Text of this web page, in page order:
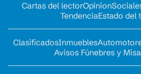
Cartas del lectorOpinion
TendenciaEstado del
ClasificadosInmuebles
Avisos Fúnebres y